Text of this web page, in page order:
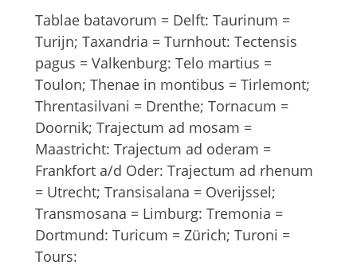
Tablae batavorum = Delft: Taurinum =
Turijn; Taxandria = Turnhout: Tectensis
pagus = Valkenburg: Telo martius =
Toulon; Thenae in montibus = Tirlemont;
Threntasilvani = Drenthe; Tornacum =
Doornik; Trajectum ad mosam =
Maastricht: Trajectum ad oderam =
Frankfort a/d Oder: Trajectum ad rhenum
= Utrecht; Transisalana = Overijssel;
Transmosana = Limburg: Tremonia =
Dortmund: Turicum = Zürich; Turoni =
Tours: